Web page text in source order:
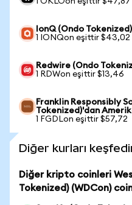
IonQ (Ondo
1 IONQon eşittir $43,02
Redwire (Ondo
1 RDWon eşittir $13,46
Franklin Responsibly
Tokenized)'dan
1 FGDLon eşittir $57,72
Diğer kurları
Diğer kripto coinleri
Tokenized) (WDCon)